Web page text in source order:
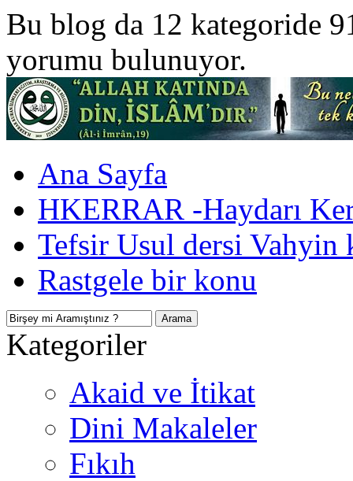
Bu blog da 12 kategoride
yorumu bulunuyor.
Ana Sayfa
HKERRAR -Haydarı
Tefsir Usul dersi Vahyin
Rastgele bir konu
Kategoriler
Akaid ve İtikat
Dini Makaleler
Fıkıh